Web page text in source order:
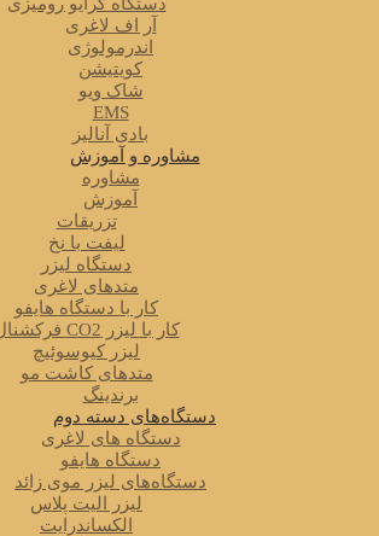
آر اف لاغری
اندرمولوژی
کویتیشن
شاک ویو
EMS
بادی آنالیز
مشاوره و آموزش
مشاوره
آموزش
تزریقات
لیفت با نخ
دستگاه لیزر
متدهای لاغری
کار با دستگاه هایفو
کار با لیزر CO2 فرکشنال
لیزر کیوسوئیچ
متدهای کاشت مو
برندینگ
دستگاه‌های دسته دوم
دستگاه های لاغری
دستگاه هایفو
دستگاه‌های لیزر موی زائد
لیزر الیت پلاس
الکساندرایت